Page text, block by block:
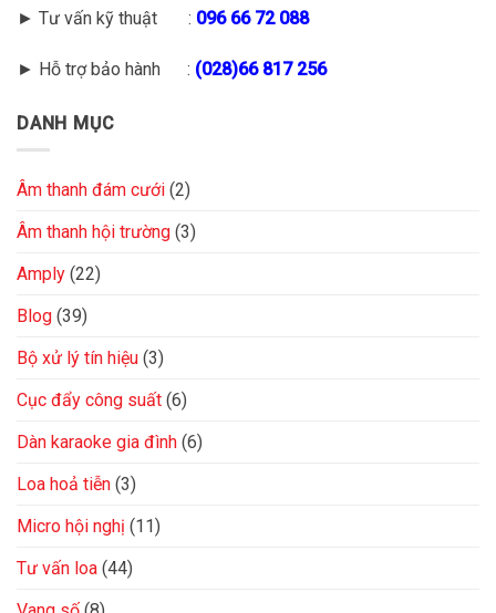
► Tư vấn kỹ thuật : 096 66 72 088
► Hỗ trợ bảo hành : (028)66 817 256
DANH MỤC
Âm thanh đám cưới (2)
Âm thanh hội trường (3)
Amply (22)
Blog (39)
Bộ xử lý tín hiệu (3)
Cục đẩy công suất (6)
Dàn karaoke gia đình (6)
Loa hoả tiễn (3)
Micro hội nghị (11)
Tư vấn loa (44)